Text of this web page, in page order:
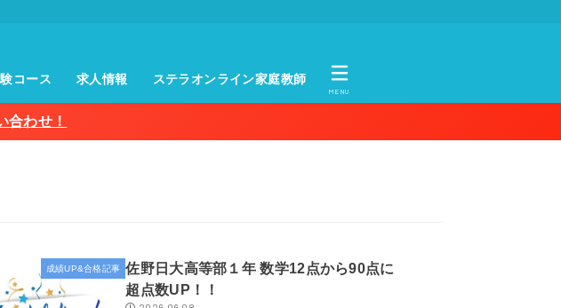
コース 求人情報 ステラオンライン家庭教師
MENU
合わせ！
成績UP&合格記事 佐野日大高等部１年 数学12点から90点に
超点数UP！！